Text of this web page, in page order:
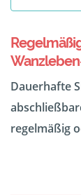
Dauerhafte
regelmäßig